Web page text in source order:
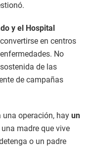
y el Hospital
en centros
No
de las
de campañas
una operación, hay un
una madre que vive
o un padre